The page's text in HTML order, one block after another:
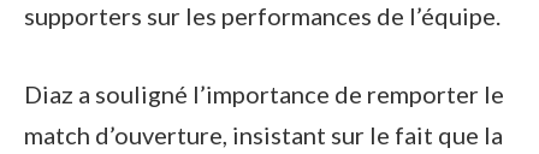
supporters sur les performances de l’équipe.
Diaz a souligné l’importance de remporter le
match d’ouverture, insistant sur le fait que la